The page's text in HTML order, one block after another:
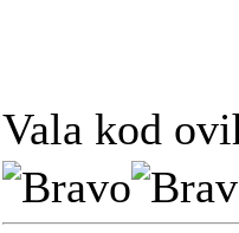
Vala kod